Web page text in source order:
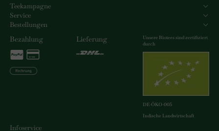
Teekampagne
Service
Bestellungen
Bezahlung
Lieferung
Unsere Biotees sind zertifiziert
durch
DE-ÖKO-005
Indische Landwirtschaft
Infoservice